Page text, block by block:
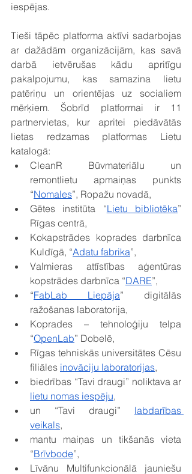
iespējas.
Tieši tāpēc platforma aktīvi sadarbojas
ar dažādām organizācijām, kas savā
darbā ietvērušas kādu apritīgu
pakalpojumu, kas samazina lietu
patēriņu un orientējas uz socialiem
mērķiem. Šobrīd platformai ir 11
partnervietas, kur apritei piedāvātās
lietas redzamas platformas Lietu
katalogā:
CleanR Būvmateriālu un
remontlietu apmaiņas punkts
“Nomales”, Ropažu novadā,
Gētes institūta “Lietu bibliotēka”
Rīgas centrā,
Kokapstrādes koprades darbnīca
Kuldīgā, “Adatu fabrika”,
Valmieras attīstības aģentūras
kopstrādes darbnīca “DARE”,
“FabLab Liepāja” digitālās
ražošanas laboratorija,
Koprades – tehnoloģiju telpa
“OpenLab” Dobelē,
Rīgas tehniskās universitātes Cēsu
filiāles inovāciju laboratorijas,
lietu nomas iespēju,
un “Tavi draugi” labdarības
veikals,
mantu maiņas un tikšanās vieta
“Brīvbode”,
Līvānu Multifunkcionālā jauniešu